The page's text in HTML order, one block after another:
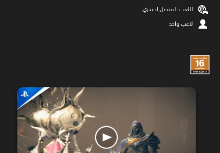
اللعب المتصل اختياري
لاعب واحد